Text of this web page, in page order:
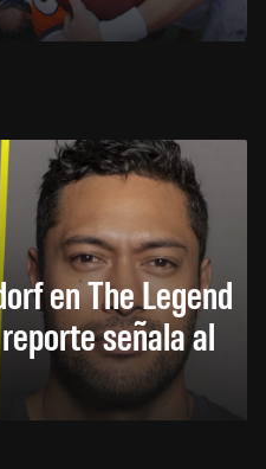
en The Legend
señala al